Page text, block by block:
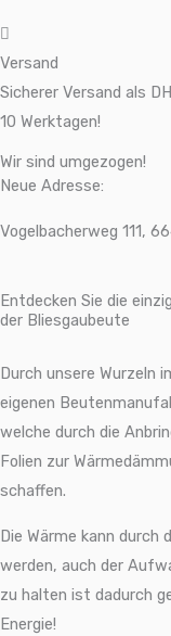
Versand
Sicherer Versand als
10 Werktagen!
Wir sind umgezogen!
Neue Adresse:
Vogelbacherweg 111,
Entdecken Sie die
der Bliesgaubeute
Durch unsere Wurzeln
eigenen
welche durch die
Folien zur
schaffen.
Die Wärme kann durch
werden, auch der
zu halten ist dadurch
Energie!